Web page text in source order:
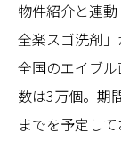
物件紹介と連
全楽スゴ洗剤
全国のエイブ
数は3万個。期
までを予定し